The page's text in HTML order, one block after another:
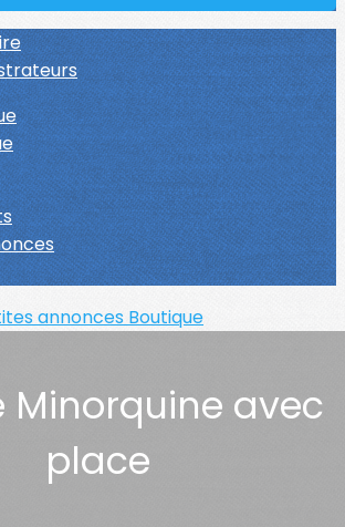
annonces Boutique
Minorquine avec
place